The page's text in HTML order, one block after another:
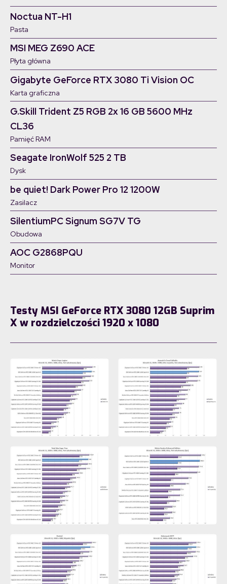
Pasta
Noctua NT-H1
Płyta główna
MSI MEG Z690 ACE
Karta graficzna
Gigabyte GeForce RTX 3080 Ti Vision OC
Pamięć RAM
G.Skill Trident Z5 RGB 2x 16 GB 5600 MHz
CL36
Dysk
Seagate IronWolf 525 2 TB
Zasilacz
be quiet! Dark Power Pro 12 1200W
Obudowa
SilentiumPC Signum SG7V TG
Monitor
AOC G2868PQU
Testy MSI GeForce RTX 3080 12GB Suprim
X w rozdzielczości 1920 x 1080